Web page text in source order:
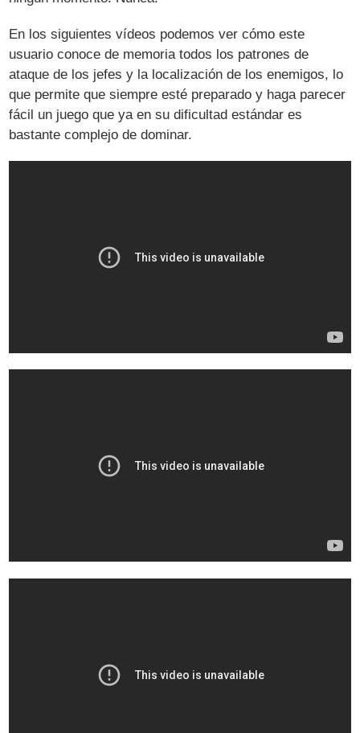
En los siguientes vídeos podemos ver cómo este
usuario conoce de memoria todos los patrones de
ataque de los jefes y la localización de los enemigos, lo
que permite que siempre esté preparado y haga parecer
fácil un juego que ya en su dificultad estándar es
bastante complejo de dominar.